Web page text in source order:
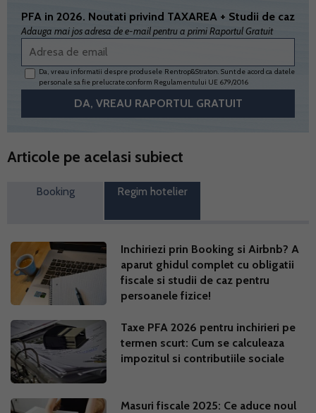
PFA in 2026. Noutati privind TAXAREA + Studii de caz
Adauga mai jos adresa de e-mail pentru a primi Raportul Gratuit
Da, vreau informatii despre produsele Rentrop&Straton. Sunt de acord ca datele
personale sa fie prelucrate conform Regulamentului UE 679/2016
Articole pe acelasi subiect
Booking Regim hotelier
Inchiriezi prin Booking si Airbnb? A
aparut ghidul complet cu obligatii
fiscale si studii de caz pentru
persoanele fizice!
Taxe PFA 2026 pentru inchirieri pe
termen scurt: Cum se calculeaza
impozitul si contributiile sociale
Masuri fiscale 2025: Ce aduce noul